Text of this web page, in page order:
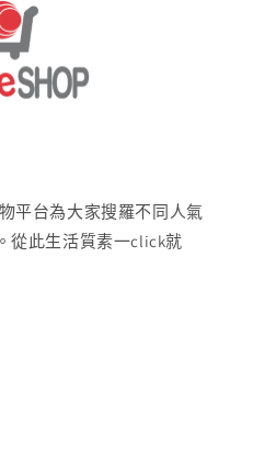
平台為大家搜羅不同人氣
從此生活質素一click就